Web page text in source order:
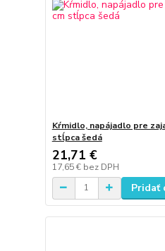
Kŕmidlo, napájadlo pre
stĺpca šedá
21,71 €
17,65 € bez DPH
Pridať